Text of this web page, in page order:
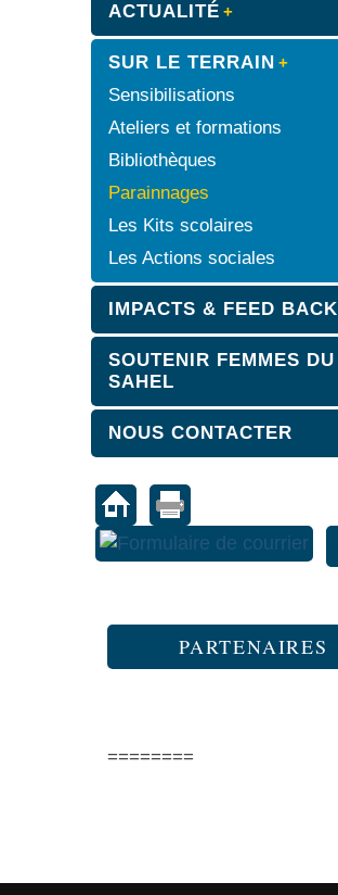
ACTUALITÉ
SUR LE TERRAIN
Sensibilisations
Ateliers et formations
Bibliothèques
Parainnages
Les Kits scolaires
Les Actions sociales
IMPACTS & FEED BACK
SOUTENIR FEMMES DU
SAHEL
NOUS CONTACTER
PARTENAIRES
========